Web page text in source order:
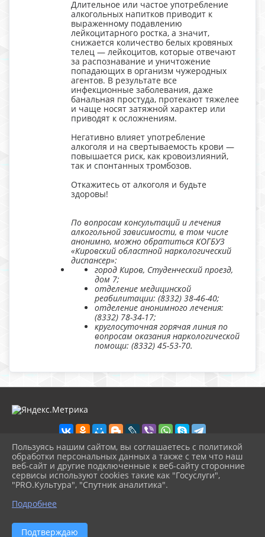
Длительное или частое употребление
алкогольных напитков приводит к
выраженному подавлению
лейкоцитарного ростка, а значит,
снижается количество белых кровяных
телец — лейкоцитов, которые отвечают
за распознавание и уничтожение
попадающих в организм чужеродных
агентов. В результате все
инфекционные заболевания, даже
банальная простуда, протекают тяжелее
и чаще носят затяжной характер или
приводят к осложнениям.
Негативно влияет употребление
алкоголя и на свертываемость крови —
повышается риск, как кровоизлияний,
так и спонтанных тромбозов.
Откажитесь от алкоголя и будьте
здоровы!
По вопросам консультаций и лечения
алкогольной зависимости, в том числе
анонимно, можно обратиться КОГБУЗ
«Кировский областной наркологический
диспансер»:
город Киров, Студенческий проезд,
дом 7;
отделение медицинской
реабилитации: (8332) 38-46-40;
отделение анонимного лечения:
(8332) 78-34-17;
круглосуточная горячая линия по
вопросам оказания наркологической
помощи: (8332) 45-53-70.
2026 г. nolinsk-museum.ru
Вход
Карта сайта
Политика обработки персональных данных
Сделано на KubCMS
Разработка и поддержка
Пользуясь нашим сайтом, вы соглашаетесь с политикой
обработки персональных данных а также с тем что наш
веб-сайт и другие подключенные к веб-сайту сторонние
сервисы используют cookies такие как "Госуслуги",
"PRO.Культура", "Спутник аналитика".
Подробнее
Подтверждаю